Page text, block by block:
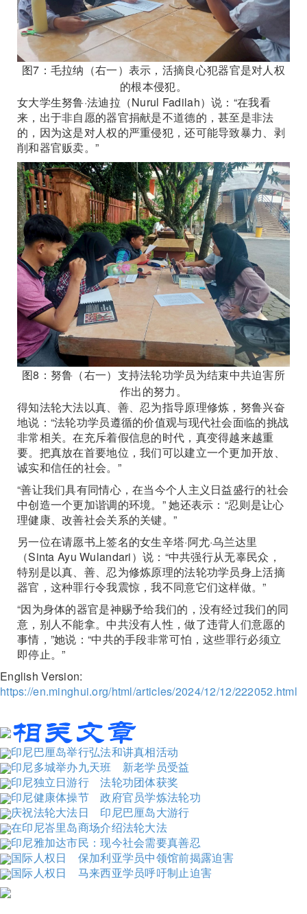
图7：毛拉纳（右一）表示，活摘良心犯器官是对人权
的根本侵犯。
女大学生努鲁·法迪拉（Nurul Fadilah）说：“在我看
来，出于非自愿的器官捐献是不道德的，甚至是非法
的，因为这是对人权的严重侵犯，还可能导致暴力、剥
削和器官贩卖。”
图8：努鲁（右一）支持法轮功学员为结束中共迫害所
作出的努力。
得知法轮大法以真、善、忍为指导原理修炼，努鲁兴奋
地说：“法轮功学员遵循的价值观与现代社会面临的挑战
非常相关。在充斥着假信息的时代，真变得越来越重
要。把真放在首要地位，我们可以建立一个更加开放、
诚实和信任的社会。”
“善让我们具有同情心，在当今个人主义日益盛行的社会
中创造一个更加谐调的环境。” 她还表示：“忍则是让心
理健康、改善社会关系的关键。”
另一位在请愿书上签名的女生辛塔·阿尤·乌兰达里
（Sinta Ayu Wulandari）说：“中共强行从无辜民众，
特别是以真、善、忍为修炼原理的法轮功学员身上活摘
器官，这种罪行令我震惊，我不同意它们这样做。”
“因为身体的器官是神赐予给我们的，没有经过我们的同
意，别人不能拿。中共没有人性，做了违背人们意愿的
事情，”她说：“中共的手段非常可怕，这些罪行必须立
即停止。”
English Version:
https://en.minghui.org/html/articles/2024/12/12/222052.html
印尼巴厘岛举行弘法和讲真相活动
印尼多城举办九天班 新老学员受益
印尼独立日游行 法轮功团体获奖
印尼健康体操节 政府官员学炼法轮功
庆祝法轮大法日 印尼巴厘岛大游行
在印尼峇里岛商场介绍法轮大法
印尼雅加达市民：现今社会需要真善忍
国际人权日 保加利亚学员中领馆前揭露迫害
国际人权日 马来西亚学员呼吁制止迫害